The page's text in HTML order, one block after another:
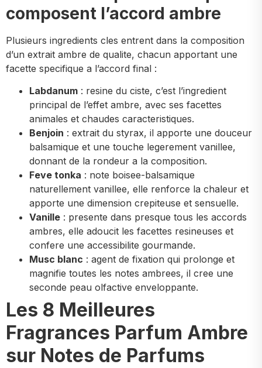
composent l’accord ambre
Plusieurs ingredients cles entrent dans la composition
d’un extrait ambre de qualite, chacun apportant une
facette specifique a l’accord final :
Labdanum : resine du ciste, c’est l’ingredient
principal de l’effet ambre, avec ses facettes
animales et chaudes caracteristiques.
Benjoin : extrait du styrax, il apporte une douceur
balsamique et une touche legerement vanillee,
donnant de la rondeur a la composition.
Feve tonka : note boisee-balsamique
naturellement vanillee, elle renforce la chaleur et
apporte une dimension crepiteuse et sensuelle.
Vanille : presente dans presque tous les accords
ambres, elle adoucit les facettes resineuses et
confere une accessibilite gourmande.
Musc blanc : agent de fixation qui prolonge et
magnifie toutes les notes ambrees, il cree une
seconde peau olfactive enveloppante.
Les 8 Meilleures
Fragrances Parfum Ambre
sur Notes de Parfums